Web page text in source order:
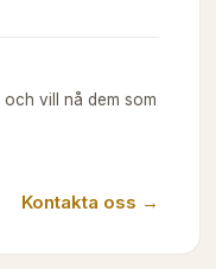
vill nå dem som
Kontakta oss →